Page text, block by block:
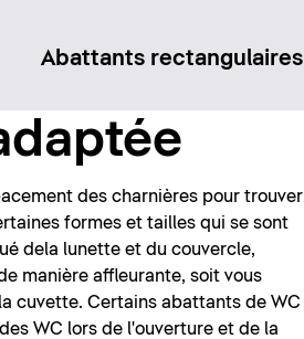
Abattants rectangulaires
des charnières pour trouver
formes et tailles qui se sont
dela lunette et du couvercle,
manière affleurante, soit vous
cuvette. Certains abattants de WC
WC lors de l'ouverture et de la